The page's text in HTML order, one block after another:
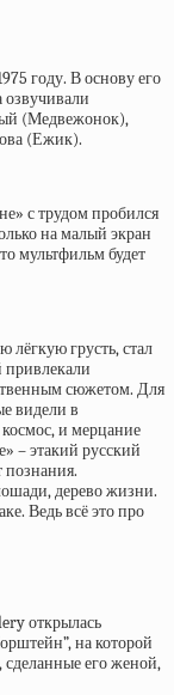
году. В основу его
озвучивали
(Медвежонок),
(Ежик).
с трудом пробился
на малый экран
мультфильм будет
лёгкую грусть, стал
сюжетом. Для
видели в
и мерцание
– этакий русский
познания.
дерево жизни.
Ведь всё это про
открылась
на которой
сделанные его женой,